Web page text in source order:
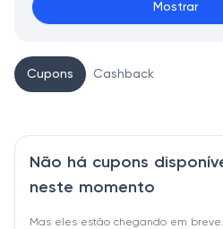
Mostrar
Cupons Cashback
Não há cupons
neste momento
Mas eles estão chegando em